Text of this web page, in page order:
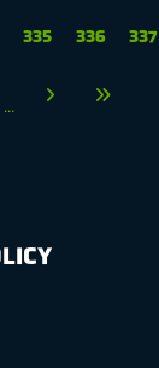
335 336 337
...